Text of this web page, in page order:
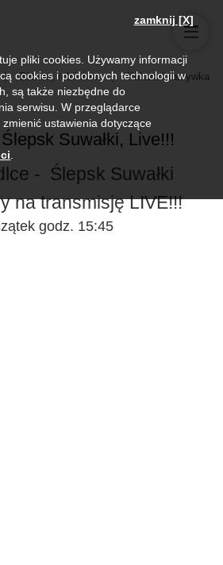
Biznes, rolnictwo Kultura i rozrywka
Suwałki, Live!!!
- Ślepsk Suwałki
na transmisję LIVE!!!
godz. 15:45
zamknij [X]
pliki cookies. Używamy informacji
cookies i podobnych technologii w
są także niezbędne do
serwisu. W przeglądarce
ustawienia dotyczące